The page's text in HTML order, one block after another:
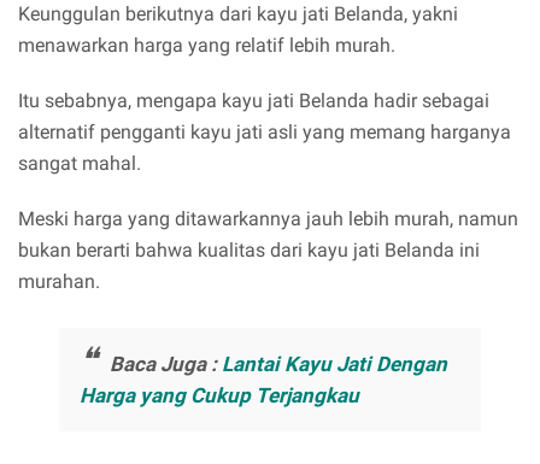
Keunggulan berikutnya dari kayu jati Belanda, yakni
menawarkan harga yang relatif lebih murah.
Itu sebabnya, mengapa kayu jati Belanda hadir sebagai
alternatif pengganti kayu jati asli yang memang harganya
sangat mahal.
Meski harga yang ditawarkannya jauh lebih murah, namun
bukan berarti bahwa kualitas dari kayu jati Belanda ini
murahan.
Baca Juga : Lantai Kayu Jati Dengan
Harga yang Cukup Terjangkau